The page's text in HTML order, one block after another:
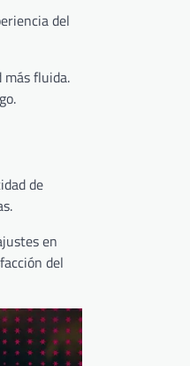
del
más fluida.
de
en
del